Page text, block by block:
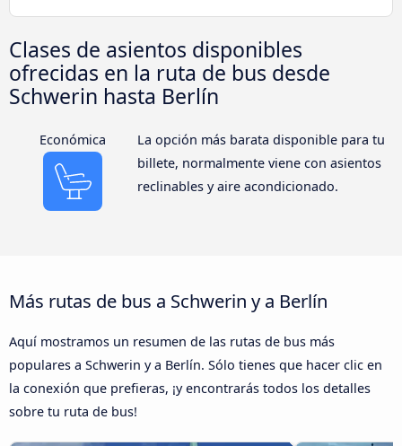
Clases de asientos disponibles
ofrecidas en la ruta de bus desde
Schwerin hasta Berlín
Económica
La opción más barata disponible para tu
billete, normalmente viene con asientos
reclinables y aire acondicionado.
Más rutas de bus a Schwerin y a Berlín
Aquí mostramos un resumen de las rutas de bus más
populares a Schwerin y a Berlín. Sólo tienes que hacer clic en
la conexión que prefieras, ¡y encontrarás todos los detalles
sobre tu ruta de bus!